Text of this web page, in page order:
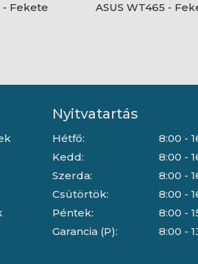
- Fekete ASUS WT465 -
Nyitvatartás
Hétfő:
Kedd:
Szerda:
Csütörtök:
Péntek:
Garancia (P):
8:00 -
8:00 -
8:00 -
8:00 -
8:00 -
8:00 -